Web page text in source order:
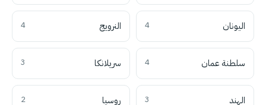
اليونان 4 النرويج 4
سلطنة عمان 4 سريلانكا 3
الهند 3 روسيا 2